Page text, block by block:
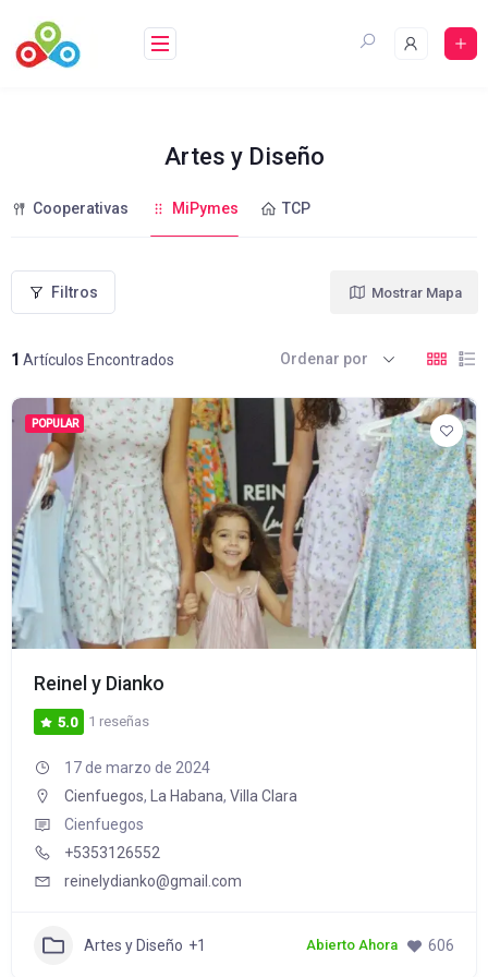
contenido
Artes y Diseño
Cooperativas MiPymes TCP
Filtros
1 Artículos Encontrados
Mostrar Mapa
Ordenar por
POPULAR
Reinel y Dianko
5.0 1 reseñas
17 de marzo de 2024
Cienfuegos, La Habana, Villa Clara
Cienfuegos
+5353126552
reinelydianko@gmail.com
Artes y Diseño +1 Abierto Ahora 606